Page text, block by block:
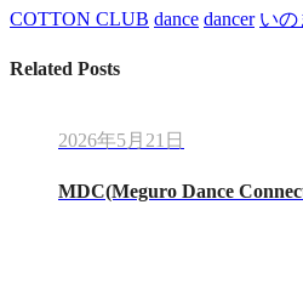
COTTON CLUB dance dancer いの
Related Posts
2026年5月21日
MDC(Meguro Dance